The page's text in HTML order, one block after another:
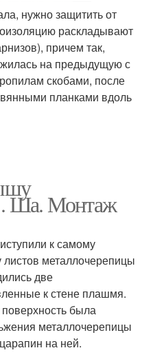
нужно защитить от
раскладывают
причем так,
на предыдущую с
скобами, после
планками вдоль
Ша. Монтаж
к самому
металлочерепицы
две
к стене плашмя.
была
металлочерепицы
на ней.